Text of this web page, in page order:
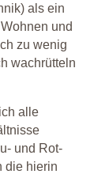
als ein
und
zu wenig
wachrütteln
alle
und Rot-
die hierin